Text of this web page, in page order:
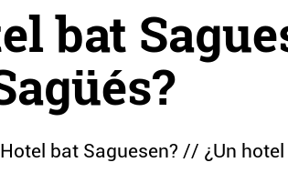
bat
bat Saguesen? // ¿Un